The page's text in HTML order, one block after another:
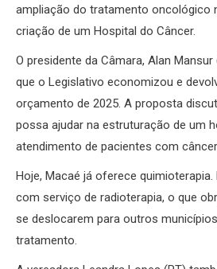
ampliação do tratamento oncológico
criação de um Hospital do Câncer.
O presidente da Câmara, Alan
que o Legislativo economizou e
orçamento de 2025. A proposta
possa ajudar na estruturação de um
atendimento de pacientes com
Hoje, Macaé já oferece
com serviço de radioterapia, o que
se deslocarem para outros
tratamento.